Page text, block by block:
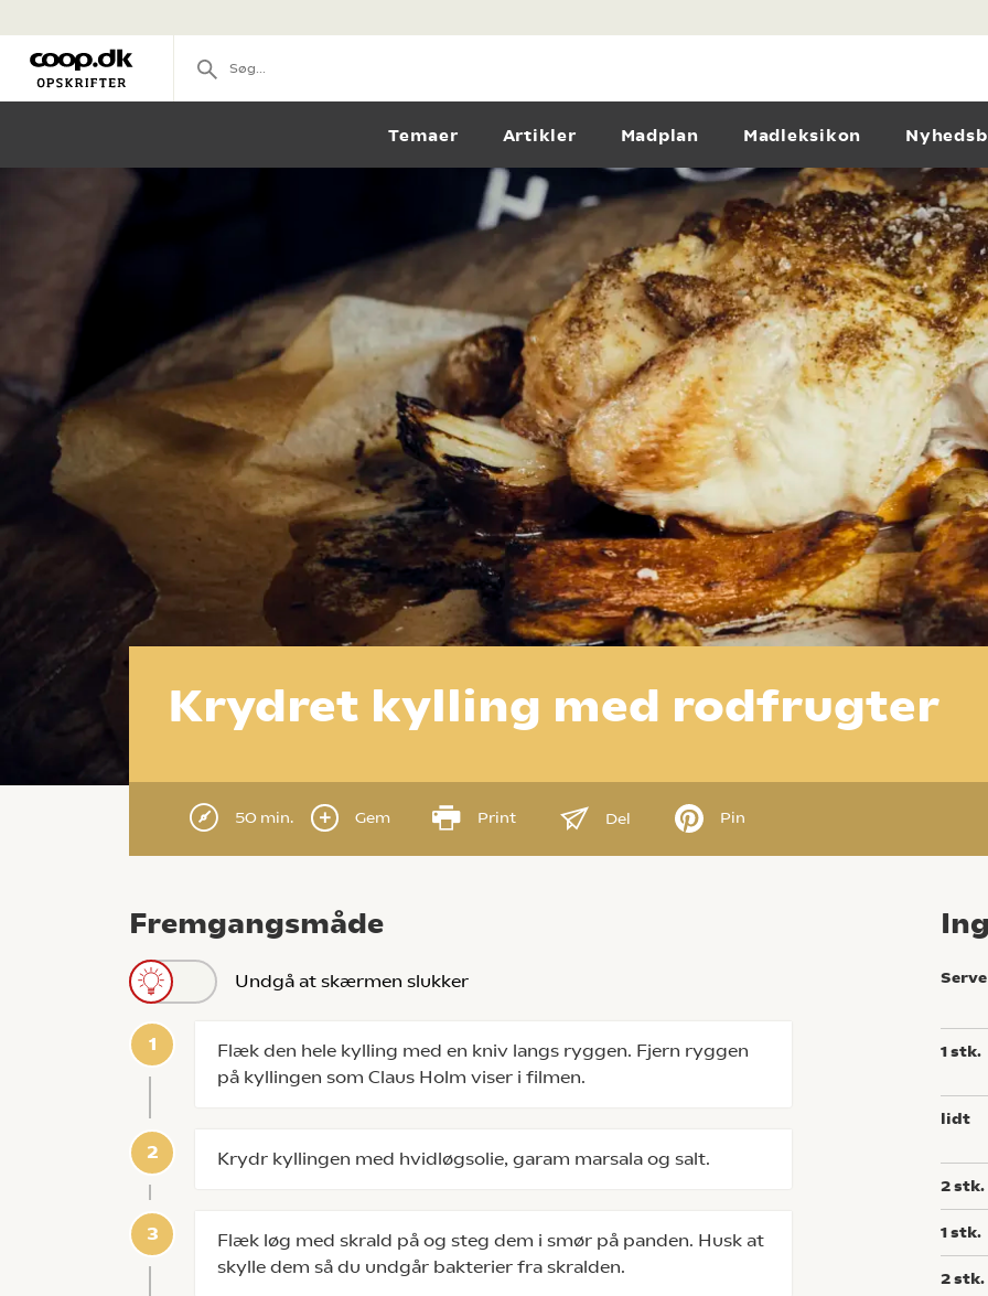
Temaer Artikler Madplan Madleksikon
Krydret kylling med rodfrugter
50 min. Gem Print Del Pin
Fremgangsmåde
Undgå at skærmen slukker
Flæk den hele kylling med en kniv langs ryggen. Fjern ryggen
på kyllingen som Claus Holm viser i filmen.
Krydr kyllingen med hvidløgsolie, garam marsala og salt.
Flæk løg med skrald på og steg dem i smør på panden. Husk at
skylle dem så du undgår bakterier fra skralden.
1stk.
lidt
2stk.
1stk.
2stk.